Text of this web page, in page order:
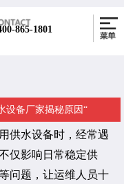
865-1801
设备厂家揭秘原因“
供水设备时，经常遇
仅影响日常稳定供
问题，让运维人员十